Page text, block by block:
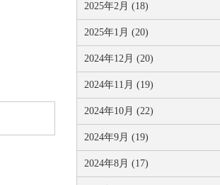
2025年2月 (18)
2025年1月 (20)
2024年12月 (20)
2024年11月 (19)
2024年10月 (22)
2024年9月 (19)
2024年8月 (17)